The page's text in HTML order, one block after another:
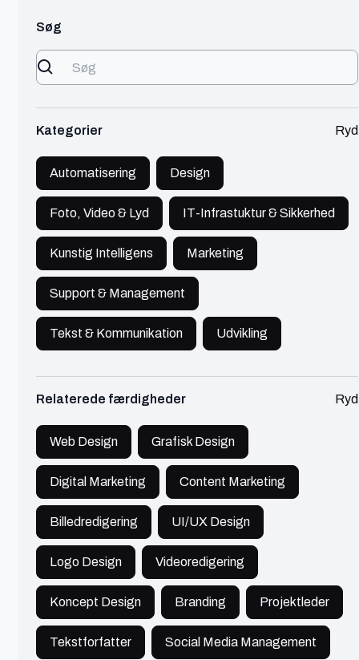
Søg
Kategorier Ryd
Automatisering
Design
Foto, Video & Lyd
IT-Infrastuktur & Sikkerhed
Kunstig Intelligens
Marketing
Support & Management
Tekst & Kommunikation
Udvikling
Relaterede færdigheder Ryd
Web Design
Grafisk Design
Digital Marketing
Content Marketing
Billedredigering
UI/UX Design
Logo Design
Videoredigering
Koncept Design
Branding
Projektleder
Tekstforfatter
Social Media Management
Herning
Marketing
specialist fra Herning
Se profil
Jesper
E-mail, analytics og web konsulent
Marketing 600 - 750 kr./t
Jesper er en freelance E-mail, analytics og web
konsulent fra Hjørring
Se profil
Søren
Næstved
Ekspert i grafisk design & WordPress